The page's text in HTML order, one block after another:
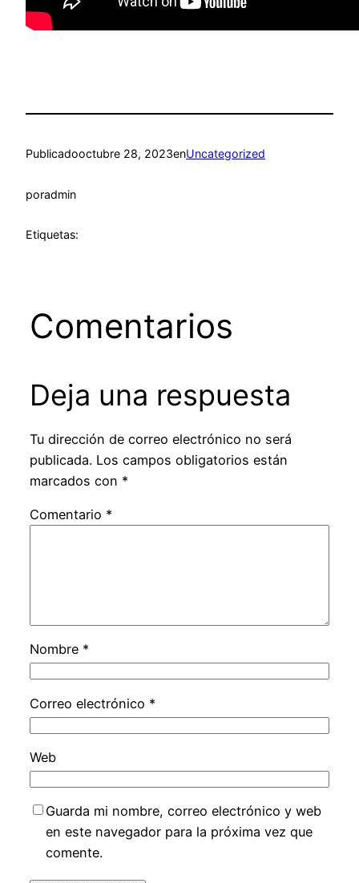
Publicadooctubre 28, 2023enUncategorized
poradmin
Etiquetas:
Comentarios
Deja una respuesta
Tu dirección de correo electrónico no será
publicada. Los campos obligatorios están
marcados con *
Comentario *
Nombre *
Correo electrónico *
Web
Guarda mi nombre, correo electrónico y web
en este navegador para la próxima vez que
comente.